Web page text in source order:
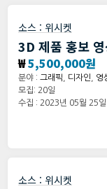
소스 : 위시켓
3D 제품 홍보
₩5,500,000원
분야 : 그래픽 디자인
영
모집: 20일
수집 : 2023년 05월 25일
소스 : 위시켓